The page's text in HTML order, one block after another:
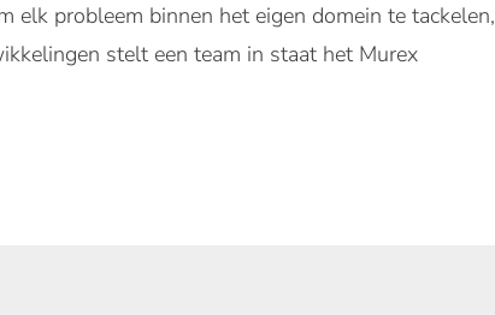
elk probleem binnen het eigen domein te tackelen,
stelt een team in staat het Murex